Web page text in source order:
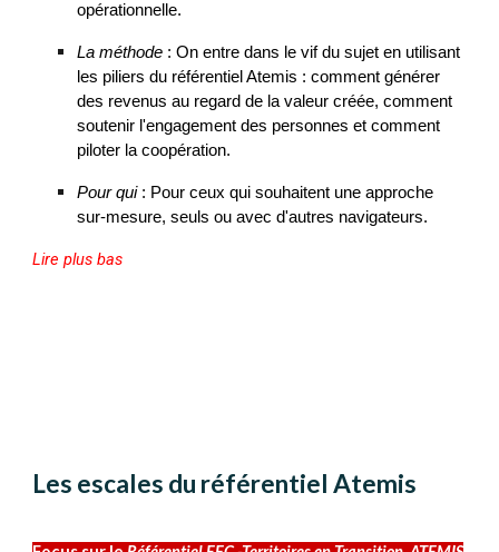
opérationnelle.
La méthode : On entre dans le vif du sujet en utilisant
les piliers du référentiel Atemis : comment générer
des revenus au regard de la valeur créée, comment
soutenir l'engagement des personnes et comment
piloter la coopération.
Pour qui: Pour ceux qui souhaitent une approche
sur-mesure, seuls ou avec d'autres navigateurs.
Lire plus bas
Les escales du référentiel Atemis